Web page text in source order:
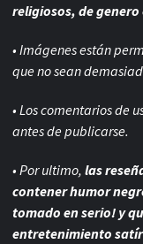
religiosos, de
• Imágenes están
que no sean
• Los comentarios de
antes de publicarse.
• Por ultimo, las
contener humor
tomado en serio! y
entretenimiento